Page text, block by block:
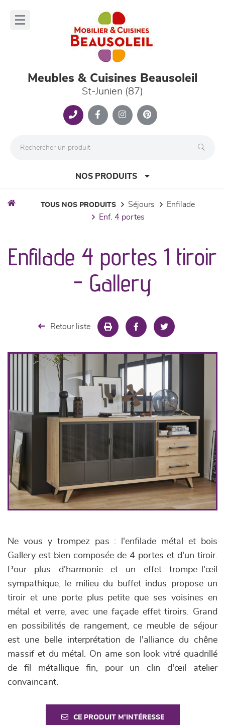
Meubles & Cuisines Beausoleil
St-Junien (87)
NOS PRODUITS
séjours
meubles de complément
cuisine & sur-mesure
TOUS NOS PRODUITS séjours
enfilade
enf. 4 portes
Enfilade 4 portes 1 tiroir
- Gallery
Retour liste
Ne vous y trompez pas : l'enfilade métal et bois
Gallery est bien composée de 4 portes et d'un tiroir.
Pour plus d'harmonie et un effet trompe-l'œil
sympathique, le milieu du buffet indus propose un
tiroir et une porte plus petite que ses voisines en
métal et verre, avec une façade effet tiroirs. Grand
en possibilités de rangement, ce meuble de séjour
est une belle interprétation de l'alliance du chêne
massif et du métal. On ame son look vitré quadrillé
de fil métallique fin, pour un clin d'œil atelier
convaincant.
CE PRODUIT M'INTÉRESSE